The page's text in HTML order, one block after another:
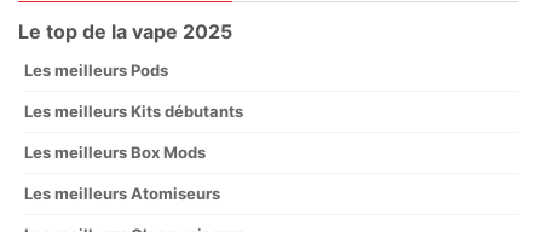
Le top de la vape 2025
Les meilleurs Pods
Les meilleurs Kits débutants
Les meilleurs Box Mods
Les meilleurs Atomiseurs